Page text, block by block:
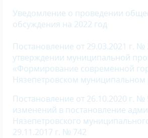
Уведомление о проведении
обсуждения на 2022 год
Постановление от 29.03.2021 г. №
утверждении муниципальной
«Формирование современной
Нязепетровском муниципальном
Постановление от 26.10.2020 г. №
изменений в постановление
Нязепетровского
29.11.2017 г. № 742